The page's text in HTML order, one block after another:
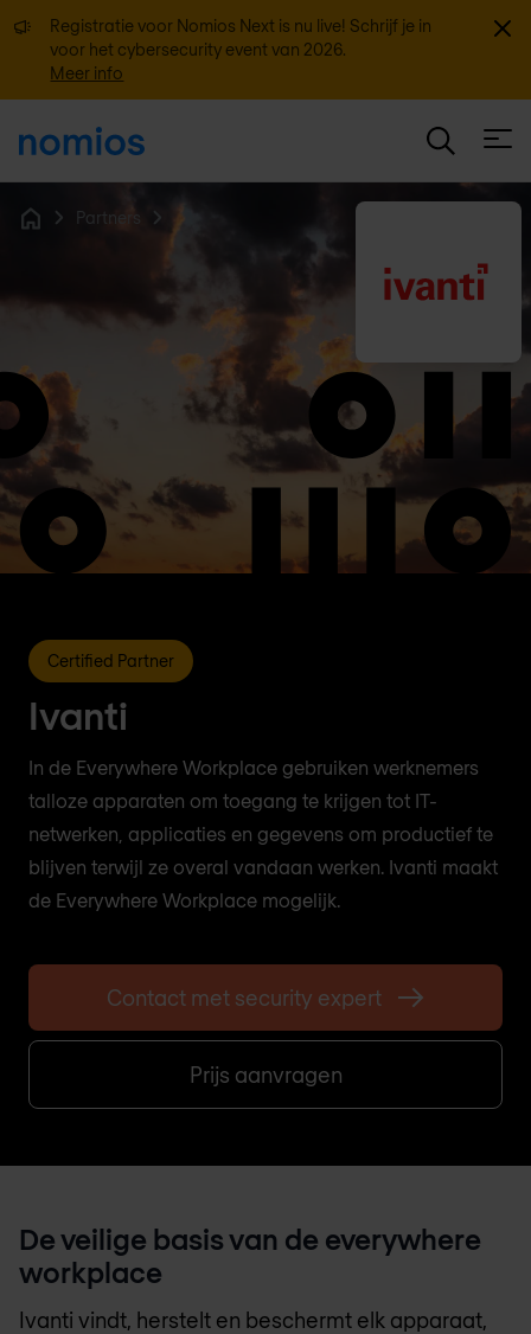
Registratie voor Nomios Next is nu live! Schrijf je in
voor het cybersecurity event van 2026.
Meer info
Partners
Certified Partner
Ivanti
In de Everywhere Workplace gebruiken werknemers
talloze apparaten om toegang te krijgen tot IT-
netwerken, applicaties en gegevens om productief te
blijven terwijl ze overal vandaan werken. Ivanti maakt
de Everywhere Workplace mogelijk.
Contact met security expert
Prijs aanvragen
De veilige basis van de everywhere
workplace
Ivanti vindt, herstelt en beschermt elk apparaat,